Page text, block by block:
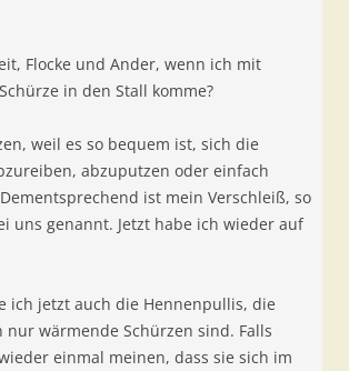
Flocke und Ander, wenn ich mit
in den Stall komme?
weil es so bequem ist, sich die
abzuputzen oder einfach
ist mein Verschleiß, so
uns genannt. Jetzt habe ich wieder auf
ich jetzt auch die Hennenpullis, die
nur wärmende Schürzen sind. Falls
einmal meinen, dass sie sich im